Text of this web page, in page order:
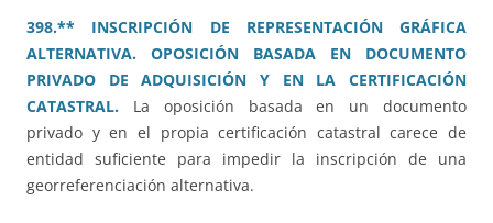
398.** INSCRIPCIÓN DE REPRESENTACIÓN GRÁFICA
ALTERNATIVA. OPOSICIÓN BASADA EN DOCUMENTO
PRIVADO DE ADQUISICIÓN Y EN LA CERTIFICACIÓN
CATASTRAL. La oposición basada en un documento
privado y en el propia certificación catastral carece de
entidad suficiente para impedir la inscripción de una
georreferenciación alternativa.